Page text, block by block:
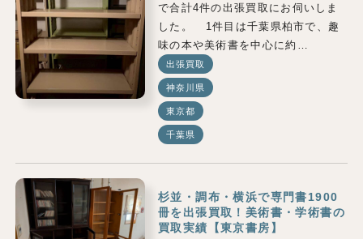
で合計4件の出張買取にお伺いしま
した。 1件目は千葉県柏市で、趣
味の本や美術書を中心に約…
出張買取
神奈川県
東京都
千葉県
杉並・調布・横浜で専門書1900
冊を出張買取！美術書・学術書の
買取実績【東京書房】